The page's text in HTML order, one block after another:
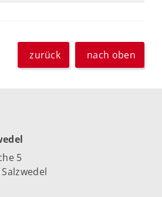
zurück nach oben
5